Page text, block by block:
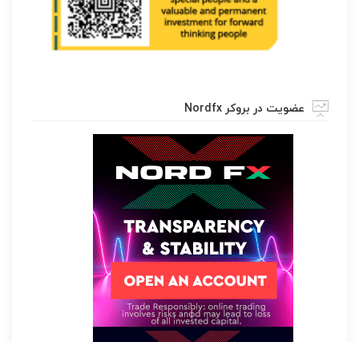
عضویت در بروکر Nordfx